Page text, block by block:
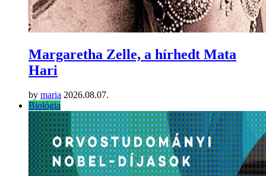
Margaretha Zelle, a hírhedt Mata
Hari
by maria 2026.08.07.
Biológia